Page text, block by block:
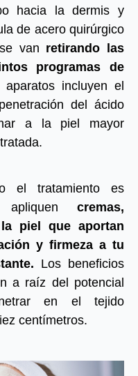
hacia la dermis y
de acero quirúrgico
van retirando las
programas de
incluyen el
del ácido
a la piel mayor
el tratamiento es
cremas,
piel que aportan
y firmeza a tu
Los beneficios
a raíz del potencial
en el tejido
centímetros.